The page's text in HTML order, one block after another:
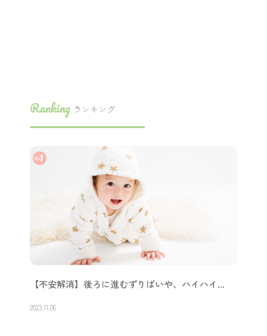
Ranking ランキング
【不安解消】後ろに進むずりばいや、ハイハイ…
2023.11.06